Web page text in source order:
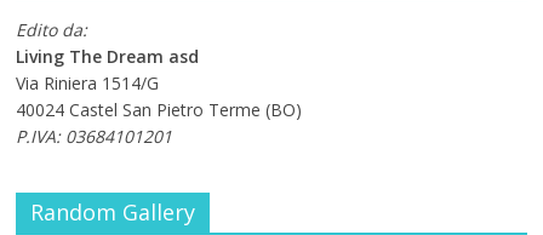
Edito da:
Living The Dream asd
Via Riniera 1514/G
40024 Castel San Pietro Terme (BO)
P.IVA: 03684101201
Random Gallery